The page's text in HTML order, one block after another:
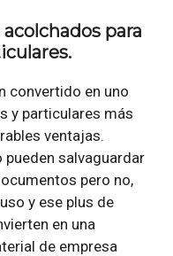
para
convertido en uno
y particulares más
ventajas.
salvaguardar
pero no,
y ese plus de
en una
de empresa